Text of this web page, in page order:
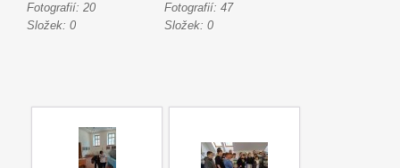
Fotografií: 20
Složek: 0
Fotografií: 47
Složek: 0